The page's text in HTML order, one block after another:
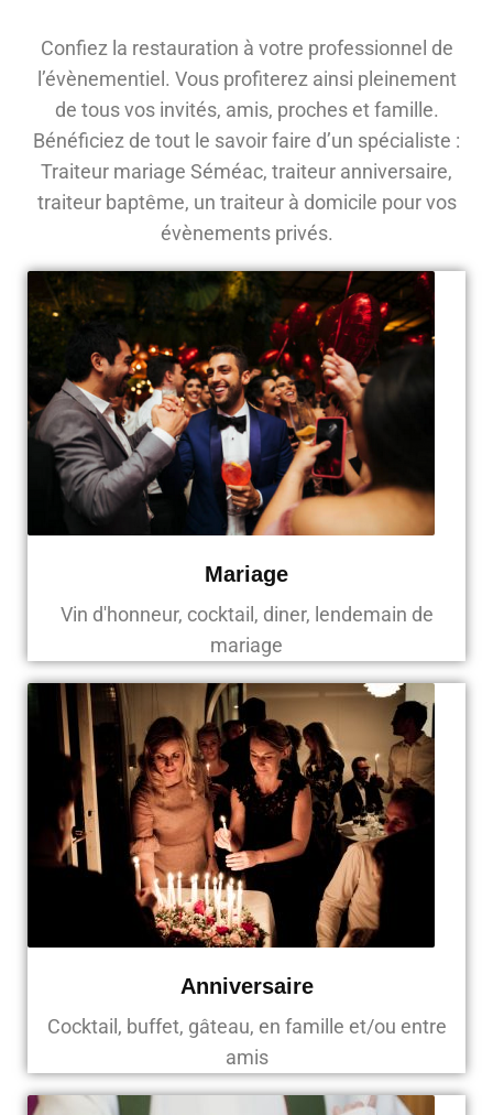
Confiez la restauration à votre professionnel de
l’évènementiel. Vous profiterez ainsi pleinement
de tous vos invités, amis, proches et famille.
Bénéficiez de tout le savoir faire d’un spécialiste :
Traiteur mariage Séméac, traiteur anniversaire,
traiteur baptême, un traiteur à domicile pour vos
évènements privés.
Mariage
Vin d'honneur, cocktail, diner, lendemain de
mariage
Anniversaire
Cocktail, buffet, gâteau, en famille et/ou entre
amis